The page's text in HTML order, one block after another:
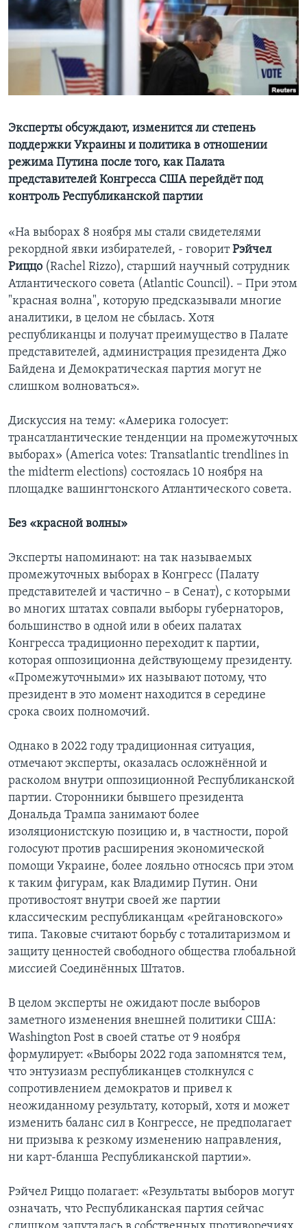
Learning English
СОЦИАЛЬНЫЕ СЕТИ
Языки
Эксперты обсуждают, изменится ли степень
поддержки Украины и политика в отношении
режима Путина после того, как Палата
представителей Конгресса США перейдёт под
контроль Республиканской партии
«На выборах 8 ноября мы стали свидетелями
рекордной явки избирателей, - говоритРэйчел
Риццо (Rachel Rizzo), старший научный сотрудник
Атлантического совета (Atlantic Council). – При этом
"красная волна", которую предсказывали многие
аналитики, в целом не сбылась. Хотя
республиканцы и получат преимущество в Палате
представителей, администрация президента Джо
Байдена и Демократическая партия могут не
слишком волноваться».
Дискуссия на тему: «Америка голосует:
трансатлантические тенденции на промежуточных
выборах» (America votes: Transatlantic trendlines in
the midterm elections) состоялась 10 ноября на
площадке вашингтонского Атлантического совета.
Без «красной волны»
Эксперты напоминают: на так называемых
промежуточных выборах в Конгресс (Палату
представителей и частично – в Сенат), с которыми
во многих штатах совпали выборы губернаторов,
большинство в одной или в обеих палатах
Конгресса традиционно переходит к партии,
которая оппозиционна действующему президенту.
«Промежуточными» их называют потому, что
президент в это момент находится в середине
срока своих полномочий.
Однако в 2022 году традиционная ситуация,
отмечают эксперты, оказалась осложнённой и
расколом внутри оппозиционной Республиканской
партии. Сторонники бывшего президента
Дональда Трампа занимают более
изоляционистскую позицию и, в частности, порой
голосуют против расширения экономической
помощи Украине, более лояльно относясь при этом
к таким фигурам, как Владимир Путин. Они
противостоят внутри своей же партии
классическим республиканцам «рейгановского»
типа. Таковые считают борьбу с тоталитаризмом и
защиту ценностей свободного общества глобальной
миссией Соединённых Штатов.
В целом эксперты не ожидают после выборов
заметного изменения внешней политики США:
Washington Post в своей статье от 9 ноября
формулирует: «Выборы 2022 года запомнятся тем,
что энтузиазм республиканцев столкнулся с
сопротивлением демократов и привел к
неожиданному результату, который, хотя и может
изменить баланс сил в Конгрессе, не предполагает
ни призыва к резкому изменению направления,
ни карт-бланша Республиканской партии».
Рэйчел Риццо полагает: «Результаты выборов могут
означать, что Республиканская партия сейчас